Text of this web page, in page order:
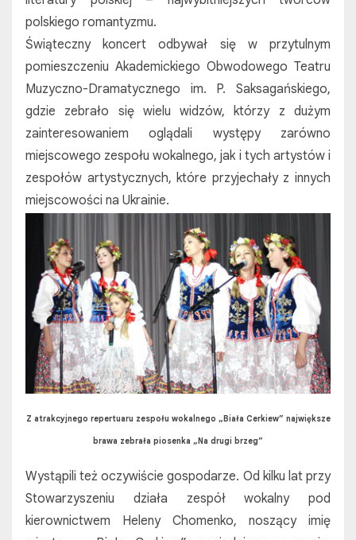
polskiego romantyzmu.
Świąteczny koncert odbywał się w przytulnym
pomieszczeniu Akademickiego Obwodowego Teatru
Muzyczno-Dramatycznego im. P. Saksagańskiego,
gdzie zebrało się wielu widzów, którzy z dużym
zainteresowaniem oglądali występy zarówno
miejscowego zespołu wokalnego, jak i tych artystów i
zespołów artystycznych, które przyjechały z innych
miejscowości na Ukrainie.
Z atrakcyjnego repertuaru zespołu wokalnego „Biała Cerkiew” największe
brawa zebrała piosenka „Na drugi brzeg”
Wystąpili też oczywiście gospodarze. Od kilku lat przy
Stowarzyszeniu działa zespół wokalny pod
kierownictwem Heleny Chomenko, noszący imię